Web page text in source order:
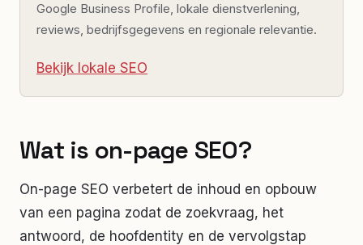
Google Business Profile, lokale dienstverlening,
reviews, bedrijfsgegevens en regionale relevantie.
Bekijk lokale SEO
Wat is on-page SEO?
On-page SEO verbetert de inhoud en opbouw
van een pagina zodat de zoekvraag, het
antwoord, de hoofdentity en de vervolgstap